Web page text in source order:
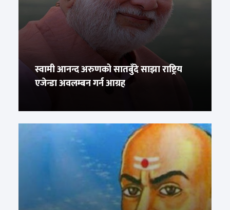
स्वामी आनन्द अरुणको सातबुँदे साझा राष्ट्रिय
एजेन्डा अवलम्बन गर्न आग्रह